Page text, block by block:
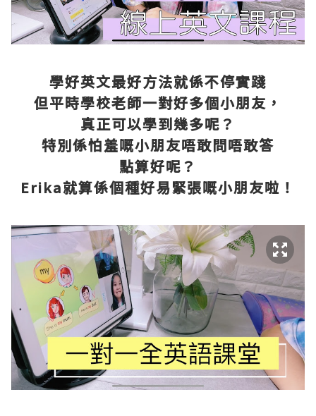
學好英文最好方法就係不停實踐
但平時學校老師一對好多個小朋友，
真正可以學到幾多呢？
特別係怕羞嘅小朋友唔敢問唔敢答
點算好呢？
Erika就算係個種好易緊張嘅小朋友啦！